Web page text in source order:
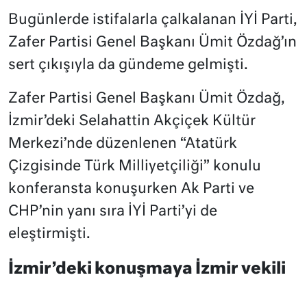
Bugünlerde istifalarla çalkalanan İYİ Parti,
Zafer Partisi Genel Başkanı Ümit Özdağ’ın
sert çıkışıyla da gündeme gelmişti.
Zafer Partisi Genel Başkanı Ümit Özdağ,
İzmir’deki Selahattin Akçiçek Kültür
Merkezi’nde düzenlenen “Atatürk
Çizgisinde Türk Milliyetçiliği” konulu
konferansta konuşurken Ak Parti ve
CHP’nin yanı sıra İYİ Parti’yi de
eleştirmişti.
İzmir’deki konuşmaya İzmir vekili